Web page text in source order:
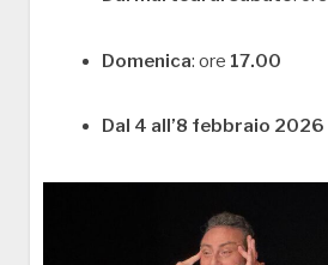
Domenica: ore 17.00
Dal 4 all’8 febbraio 2026